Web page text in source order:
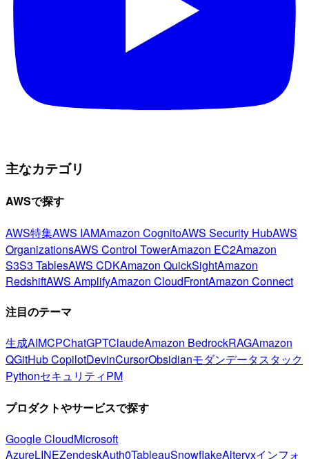
主なカテゴリ
AWSで探す
AWS特集AWS IAMAmazon CognitoAWS Security HubAWS
OrganizationsAWS Control TowerAmazon EC2Amazon
S3S3 TablesAWS CDKAmazon QuickSightAmazon
RedshiftAWS AmplifyAmazon CloudFrontAmazon Connect
注目のテーマ
生成AIMCPChatGPTClaudeAmazon BedrockRAGAmazon
QGitHub CopilotDevinCursorObsidianモダンデータスタック
PythonセキュリティPM
プロダクトやサービスで探す
Google CloudMicrosoft
AzureLINEZendeskAuth0TableauSnowflakeAlteryxインフォ